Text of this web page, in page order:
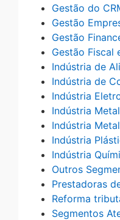
Gestão do
Gestão
Gestão
Gestão Fiscal
Indústria de
Indústria de
Indústria
Indústria
Indústria
Indústria
Indústria
Outros
Prestadoras
Reforma
Segmentos